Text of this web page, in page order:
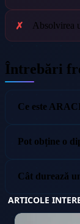
Absolvirea
Întrebări
Ce este
Pot obține o
Cât durează